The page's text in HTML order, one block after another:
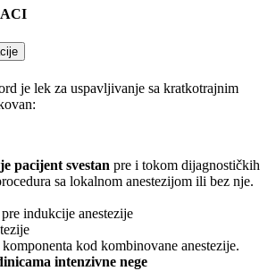
je lek za uspavljivanje sa kratkotrajnim
pacijent svestan pre i tokom dijagnostičkih
sa lokalnom anestezijom ili bez nje.
indukcije anestezije
kod kombinovane anestezije.
intenzivne nege